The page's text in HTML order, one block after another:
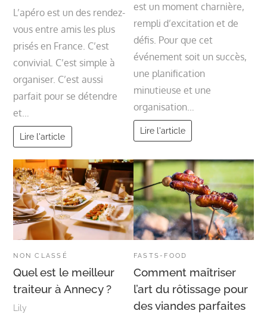
L’apéro est un des rendez-
vous entre amis les plus
prisés en France. C’est
convivial. C’est simple à
organiser. C’est aussi
parfait pour se détendre
et…
Lire l'article
est un moment charnière,
rempli d’excitation et de
défis. Pour que cet
événement soit un succès,
une planification
minutieuse et une
organisation…
Lire l'article
NON CLASSÉ
Quel est le meilleur
traiteur à Annecy ?
Lily
FASTS-FOOD
Comment maîtriser
l’art du rôtissage pour
des viandes parfaites